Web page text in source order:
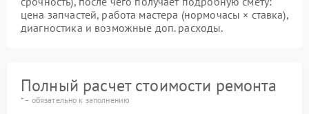
цена запчастей, работа мастера (нормочасы × ставка),
диагностика и возможные доп. расходы.
Полный расчет стоимости ремонта
* – обязательно к заполнению